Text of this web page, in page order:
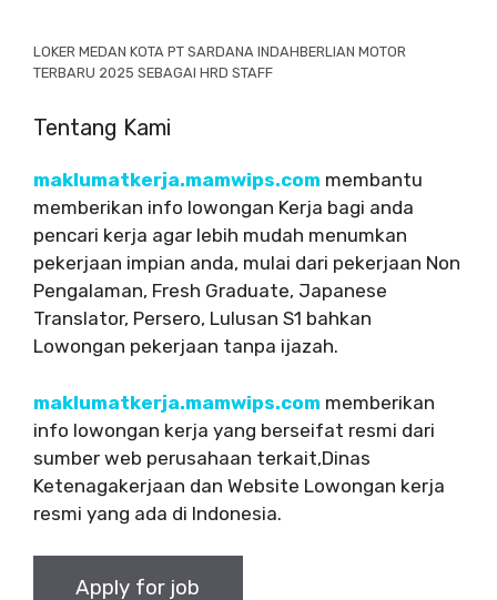
LOKER MEDAN KOTA PT SARDANA INDAHBERLIAN MOTOR
TERBARU 2025 SEBAGAI HRD STAFF
Tentang Kami
maklumatkerja.mamwips.com membantu
memberikan info lowongan Kerja bagi anda
pencari kerja agar lebih mudah menumkan
pekerjaan impian anda, mulai dari pekerjaan Non
Pengalaman, Fresh Graduate, Japanese
Translator, Persero, Lulusan S1 bahkan
Lowongan pekerjaan tanpa ijazah.
maklumatkerja.mamwips.com memberikan
info lowongan kerja yang berseifat resmi dari
sumber web perusahaan terkait,Dinas
Ketenagakerjaan dan Website Lowongan kerja
resmi yang ada di Indonesia.